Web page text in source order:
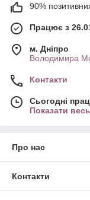
90%
Працює з
м. Дніпро
Володимира
Контакти
Сьогодні
Показати
Про нас
Контакти